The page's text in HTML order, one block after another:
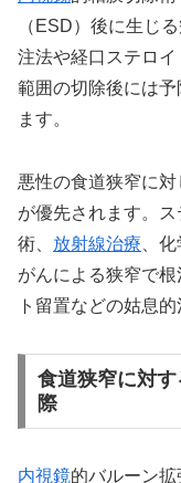
（ESD）後に生じ
注法や経口ステロ
範囲の切除後には
ます。
悪性の食道狭窄に
が優先されます。ス
術、 放射線治療 、
がんによる狭窄で
ト留置などの姑息
食道狭窄に対
際
内視鏡的バルーン